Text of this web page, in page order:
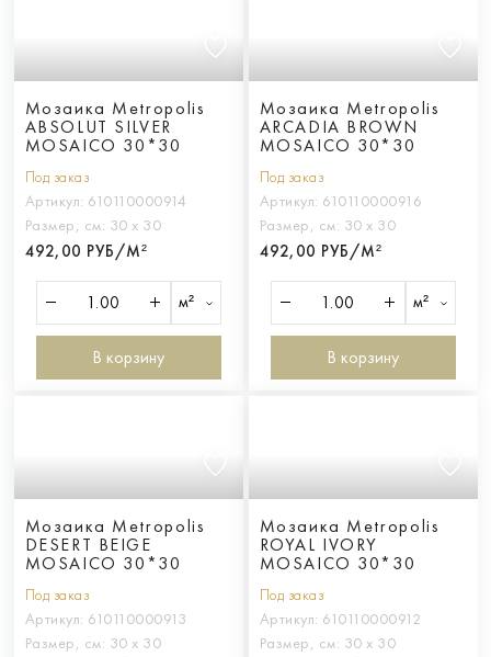
Мозаика Metropolis
ABSOLUT SILVER
MOSAICO 30*30
Под заказ
Артикул: 610110000914
Размер, см: 30 х 30
492,00 РУБ/М²
м²
В корзину
Мозаика Metropolis
ARCADIA BROWN
MOSAICO 30*30
Под заказ
Артикул: 610110000916
Размер, см: 30 х 30
492,00 РУБ/М²
м²
В корзину
Мозаика Metropolis
DESERT BEIGE
MOSAICO 30*30
Под заказ
Артикул: 610110000913
Размер, см: 30 х 30
Мозаика Metropolis
ROYAL IVORY
MOSAICO 30*30
Под заказ
Артикул: 610110000912
Размер, см: 30 х 30